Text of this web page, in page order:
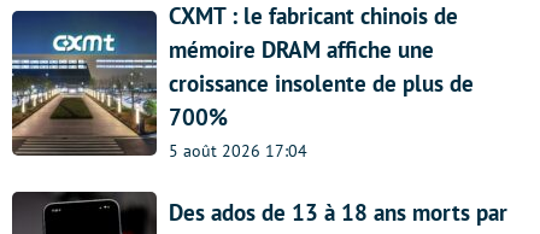
CXMT : le fabricant chinois de
mémoire DRAM affiche une
croissance insolente de plus de
700%
5 août 2026 17:04
Des ados de 13 à 18 ans morts par